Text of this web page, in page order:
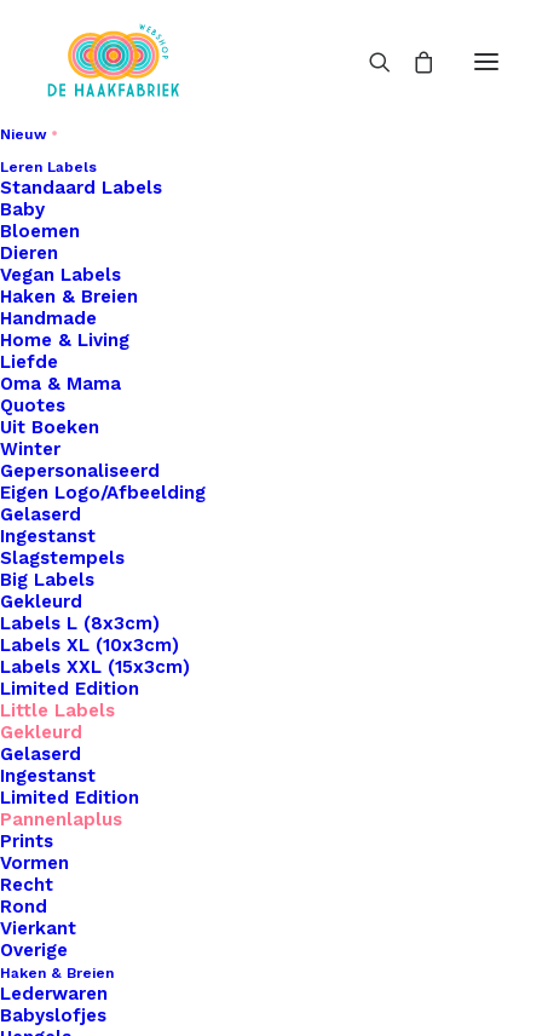
Nieuw
Leren Labels
Standaard Labels
Baby
Bloemen
Dieren
Vegan Labels
Haken & Breien
Handmade
Home & Living
Liefde
Oma & Mama
Quotes
Uit Boeken
Winter
Gepersonaliseerd
Eigen Logo/Afbeelding
Gelaserd
Ingestanst
Slagstempels
Big Labels
Gekleurd
Labels L (8x3cm)
Labels XL (10x3cm)
Labels XXL (15x3cm)
Limited Edition
Little Labels
Gekleurd
Gelaserd
Ingestanst
Limited Edition
Pannenlaplus
Prints
Vormen
Recht
Rond
Vierkant
Overige
Haken & Breien
Lederwaren
Babyslofjes
Home
Pannenlappen Lussen Met Bevestiging Schroef Grijs
Groen
Pannenlappen
Lussen Met